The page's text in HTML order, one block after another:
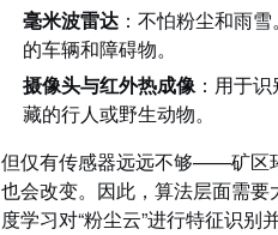
毫米波雷达 ：不怕粉尘和雨
的车辆和障碍物。
摄像头与红外热成像：用于识
藏的行人或野生动物。
但仅有传感器远远不够——矿区
也会改变。因此，算法层面需
度学习对“粉尘云”进行特征识别